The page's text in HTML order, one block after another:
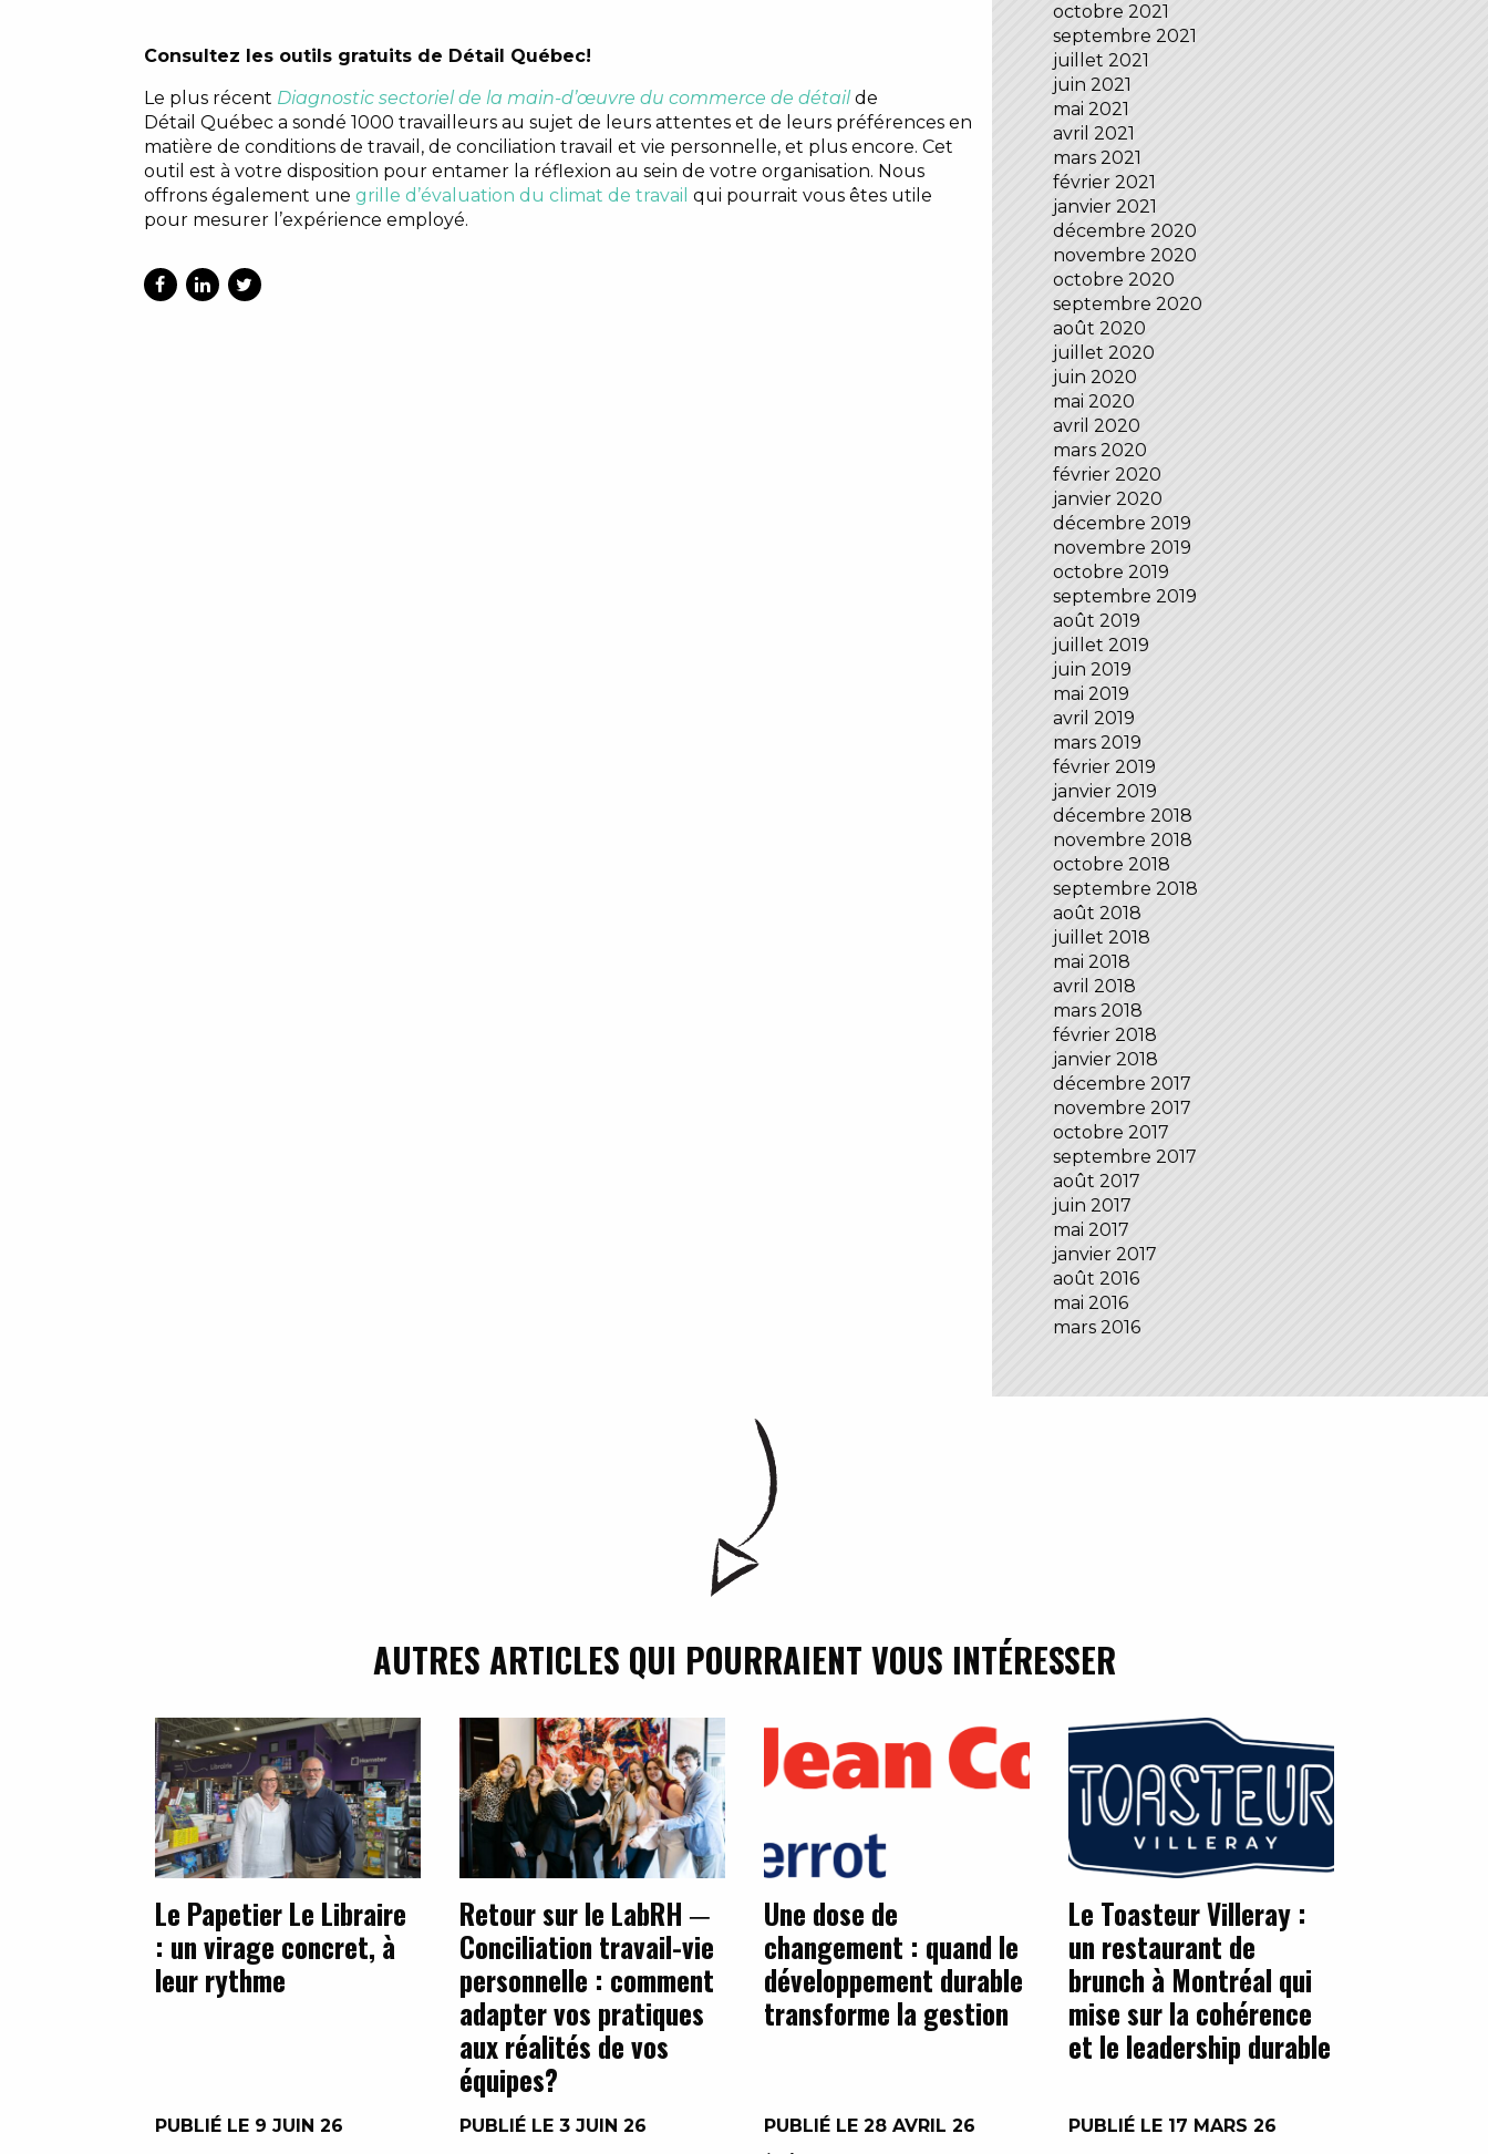
Consultez les outils gratuits de Détail Québec!
Le plus récent Diagnostic sectoriel de la main-d’œuvre du commerce de détailde
Détail Québec a sondé 1000 travailleurs au sujet de leurs attentes et de leurs préférences en
matière de conditions de travail, de conciliation travail et vie personnelle, et plus encore. Cet
outil est à votre disposition pour entamer la réflexion au sein de votre organisation. Nous
offrons également une grille d’évaluation du climat de travail qui pourrait vous êtes utile
pour mesurer l’expérience employé.
octobre 2021
septembre 2021
juillet 2021
juin 2021
mai 2021
avril 2021
mars 2021
février 2021
janvier 2021
décembre 2020
novembre 2020
octobre 2020
septembre 2020
août 2020
juillet 2020
juin 2020
mai 2020
avril 2020
mars 2020
février 2020
janvier 2020
décembre 2019
novembre 2019
octobre 2019
septembre 2019
août 2019
juillet 2019
juin 2019
mai 2019
avril 2019
mars 2019
février 2019
janvier 2019
décembre 2018
novembre 2018
octobre 2018
septembre 2018
août 2018
juillet 2018
mai 2018
avril 2018
mars 2018
février 2018
janvier 2018
décembre 2017
novembre 2017
octobre 2017
septembre 2017
août 2017
juin 2017
mai 2017
janvier 2017
août 2016
mai 2016
mars 2016
AUTRES ARTICLES QUI POURRAIENT VOUS INTÉRESSER
Le Papetier Le Libraire
: un virage concret, à
leur rythme
PUBLIÉ LE 9 JUIN 26
Retour sur le LabRH ─
Conciliation travail-vie
personnelle : comment
adapter vos pratiques
aux réalités de vos
équipes?
PUBLIÉ LE 3 JUIN 26
Une dose de
changement : quand le
développement durable
transforme la gestion
PUBLIÉ LE 28 AVRIL 26
Le Toasteur Villeray :
un restaurant de
brunch à Montréal qui
mise sur la cohérence
et le leadership durable
PUBLIÉ LE 17 MARS 26